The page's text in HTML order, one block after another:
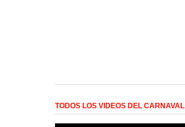
TODOS LOS VIDEOS DEL CARNAVAL